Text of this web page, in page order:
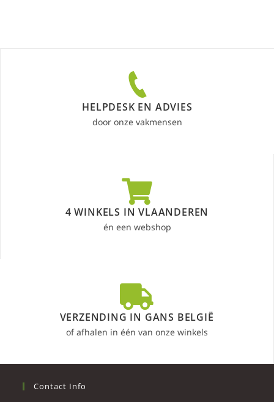
HELPDESK EN ADVIES
door onze vakmensen
4 WINKELS IN VLAANDEREN
én een webshop
VERZENDING IN GANS BELGIË
of afhalen in één van onze winkels
Contact Info